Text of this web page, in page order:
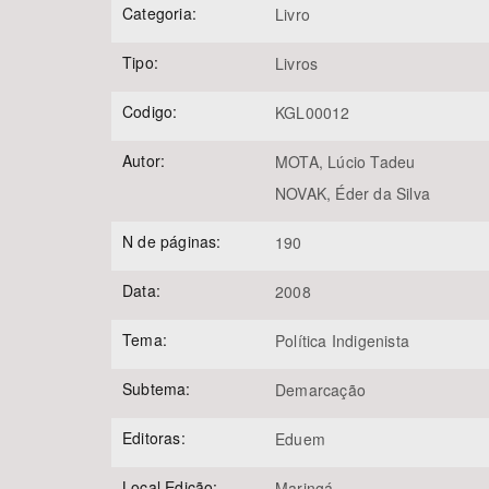
Área de Levantamento
Categoria: Livro
Tipo: Livros
Codigo: KGL00012
Autor:
MOTA, Lúcio Tadeu
NOVAK, Éder da Silva
N de páginas: 190
Data: 2008
Tema: Política Indigenista
Subtema: Demarcação
Editoras: Eduem